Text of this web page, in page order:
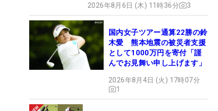
2026年8月6日 (木) 11時36分 3
国内女子ツアー通算22勝の鈴
木愛 熊本地震の被災者支援
として1000万円を寄付「謹
んでお見舞い申し上げます」
2026年8月4日 (火) 17時07分
1